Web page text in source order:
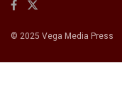
© 2025 Vega Media Press